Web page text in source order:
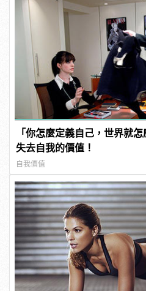
「你怎麼定義自己，世界就
失去自我的價值！
自我價值